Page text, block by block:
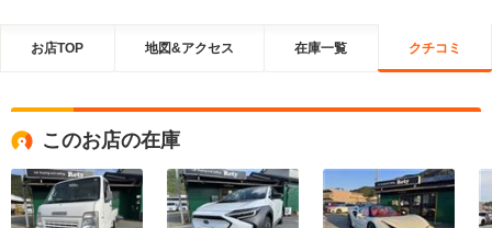
お店TOP 地図&アクセス 在庫一覧 クチコミ
このお店の在庫